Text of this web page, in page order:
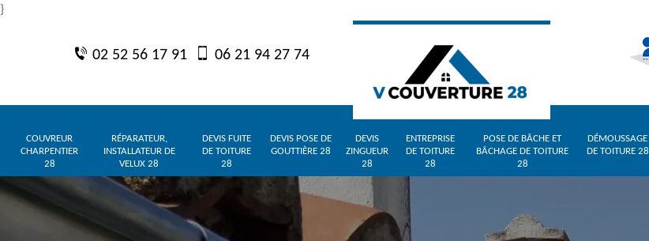
}
02 52 56 17 91 06 21 94 27 74
COUVREUR
CHARPENTIER
28
RÉPARATEUR,
INSTALLATEUR DE
VELUX 28
DEVIS FUITE
DE TOITURE
28
DEVIS POSE DE
GOUTTIÈRE 28
DEVIS
ZINGUEUR
28
ENTREPRISE
DE TOITURE
28
POSE DE BÂCHE ET
BÂCHAGE DE TOITURE
28
DÉMOUSSAGE
DE TOITURE 28